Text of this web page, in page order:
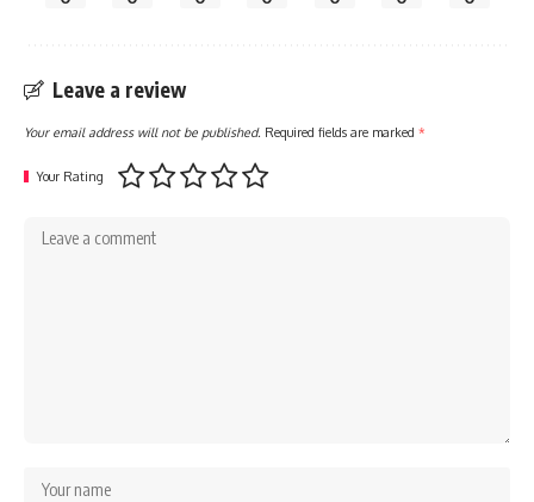
Leave a review
Your email address will not be published. Required fields are marked *
Your Rating